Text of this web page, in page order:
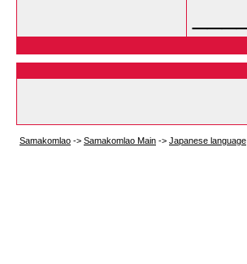
Samakomlao -> Samakomlao Main -> Japanese language